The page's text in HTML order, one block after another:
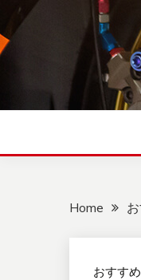
Skip
content
Home
おすす